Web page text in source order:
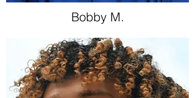
Bobby M.